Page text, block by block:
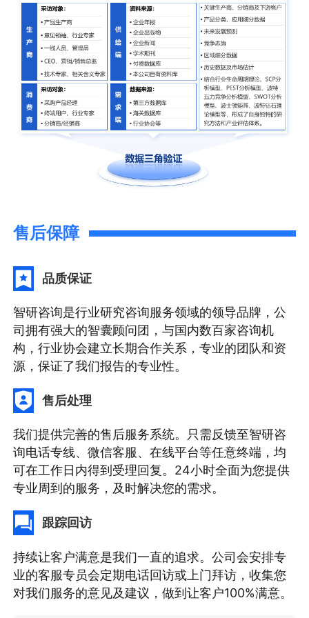
售后保障
品质保证
智研咨询是行业研究咨询服务领域的领导品牌，公
司拥有强大的智囊顾问团，与国内数百家咨询机
构，行业协会建立长期合作关系，专业的团队和资
源，保证了我们报告的专业性。
售后处理
我们提供完善的售后服务系统。只需反馈至智研咨
询电话专线、微信客服、在线平台等任意终端，均
可在工作日内得到受理回复。24小时全面为您提供
专业周到的服务，及时解决您的需求。
跟踪回访
持续让客户满意是我们一直的追求。公司会安排专
业的客服专员会定期电话回访或上门拜访，收集您
对我们服务的意见及建议，做到让客户100%满意。